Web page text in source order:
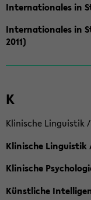
Internationales in
Internationales in
2011)
K
Klinische Linguistik
Klinische Linguistik
Klinische
Künstliche